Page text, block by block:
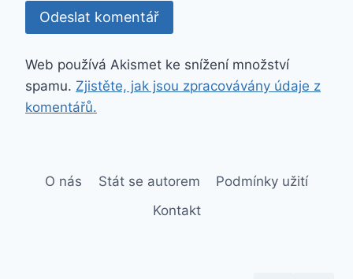
Web používá Akismet ke snížení množství
spamu. Zjistěte, jak jsou zpracovávány údaje z
komentářů.
O nás Stát se autorem
Podmínky užití
Kontakt